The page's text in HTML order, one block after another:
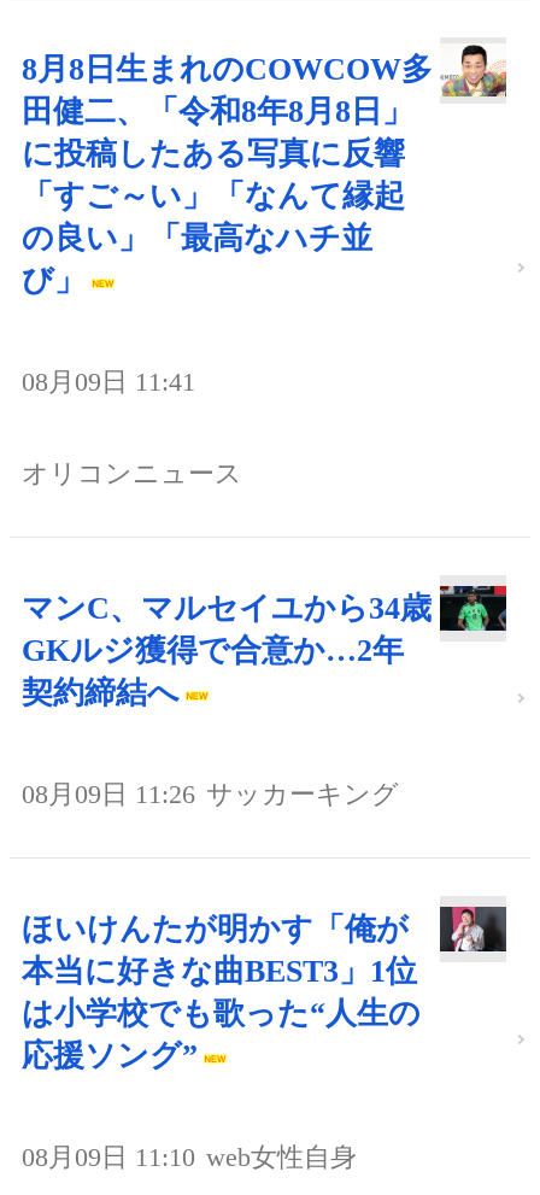
8月8日生まれのCOWCOW多
田健二、「令和8年8月8日」
に投稿したある写真に反響
「すご～い」「なんて縁起
の良い」「最高なハチ並
び」
08月09日 11:41
オリコンニュース
マンC、マルセイユから34歳
GKルジ獲得で合意か…2年
契約締結へ
08月09日 11:26 サッカーキング
ほいけんたが明かす「俺が
本当に好きな曲BEST3」1位
は小学校でも歌った“人生の
応援ソング”
08月09日 11:10 web女性自身